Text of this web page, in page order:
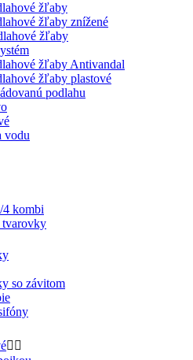
žľaby
žľaby znížené
žľaby
žľaby Antivandal
žľaby plastové
podlahu
vodu
4 kombi
tvarovky
so závitom
 